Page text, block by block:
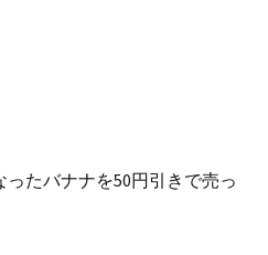
たバナナを50円引きで売っ